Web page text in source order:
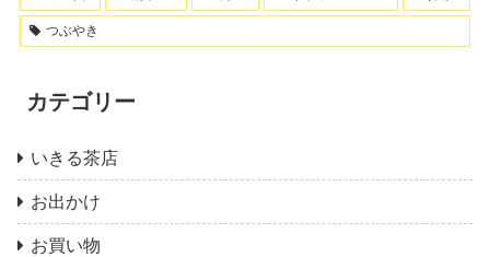
つぶやき
カテゴリー
いきる茶店
お出かけ
お買い物